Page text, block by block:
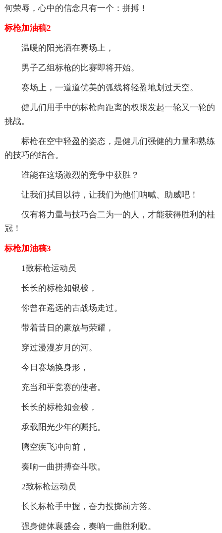
何荣辱，心中的信念只有一个：拼搏！
标枪加油稿2
温暖的阳光洒在赛场上，
男子乙组标枪的比赛即将开始。
赛场上，一道道优美的弧线将轻盈地划过天空。
健儿们用手中的标枪向距离的权限发起一轮又一轮的
挑战。
标枪在空中轻盈的姿态，是健儿们强健的力量和熟练
的技巧的结合。
谁能在这场激烈的竞争中获胜？
让我们拭目以待，让我们为他们呐喊、助威吧！
仅有将力量与技巧合二为一的人，才能获得胜利的桂
冠！
标枪加油稿3
1致标枪运动员
长长的标枪如银梭，
你曾在遥远的古战场走过。
带着昔日的豪放与荣耀，
穿过漫漫岁月的河。
今日赛场换身形，
充当和平竞赛的使者。
长长的标枪如金梭，
承载阳光少年的嘱托。
腾空疾飞冲向前，
奏响一曲拼搏奋斗歌。
2致标枪运动员
长长标枪手中握，奋力投掷前方落。
强身健体襄盛会，奏响一曲胜利歌。